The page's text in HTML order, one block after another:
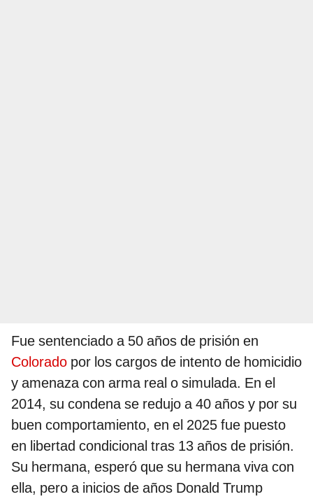
Fue sentenciado a 50 años de prisión en
Colorado por los cargos de intento de homicidio
y amenaza con arma real o simulada. En el
2014, su condena se redujo a 40 años y por su
buen comportamiento, en el 2025 fue puesto
en libertad condicional tras 13 años de prisión.
Su hermana, esperó que su hermana viva con
ella, pero a inicios de años Donald Trump